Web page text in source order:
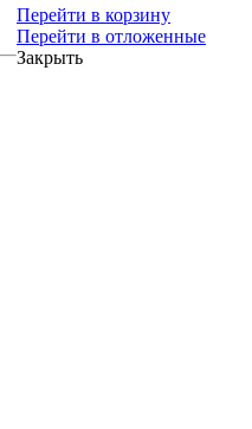
Перейти в корзину
Перейти в отложенные
Закрыть